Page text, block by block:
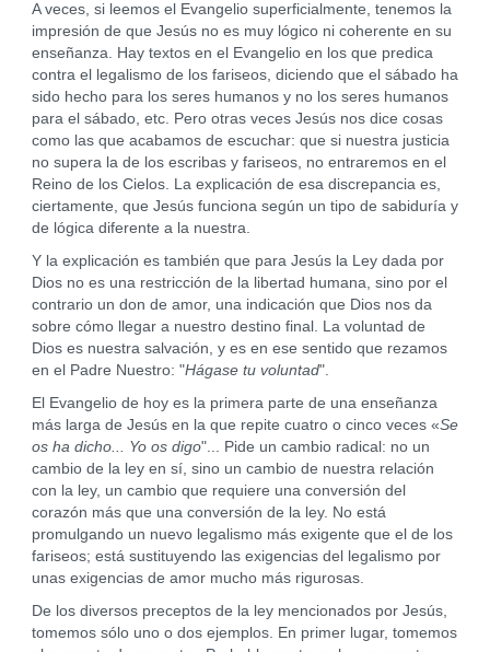
A veces, si leemos el Evangelio superficialmente, tenemos la
impresión de que Jesús no es muy lógico ni coherente en su
enseñanza. Hay textos en el Evangelio en los que predica
contra el legalismo de los fariseos, diciendo que el sábado ha
sido hecho para los seres humanos y no los seres humanos
para el sábado, etc. Pero otras veces Jesús nos dice cosas
como las que acabamos de escuchar: que si nuestra justicia
no supera la de los escribas y fariseos, no entraremos en el
Reino de los Cielos. La explicación de esa discrepancia es,
ciertamente, que Jesús funciona según un tipo de sabiduría y
de lógica diferente a la nuestra.
Y la explicación es también que para Jesús la Ley dada por
Dios no es una restricción de la libertad humana, sino por el
contrario un don de amor, una indicación que Dios nos da
sobre cómo llegar a nuestro destino final. La voluntad de
Dios es nuestra salvación, y es en ese sentido que rezamos
en el Padre Nuestro: "Hágase tu voluntad".
El Evangelio de hoy es la primera parte de una enseñanza
más larga de Jesús en la que repite cuatro o cinco veces «Se
os ha dicho... Yo os digo"... Pide un cambio radical: no un
cambio de la ley en sí, sino un cambio de nuestra relación
con la ley, un cambio que requiere una conversión del
corazón más que una conversión de la ley. No está
promulgando un nuevo legalismo más exigente que el de los
fariseos; está sustituyendo las exigencias del legalismo por
unas exigencias de amor mucho más rigurosas.
De los diversos preceptos de la ley mencionados por Jesús,
tomemos sólo uno o dos ejemplos. En primer lugar, tomemos